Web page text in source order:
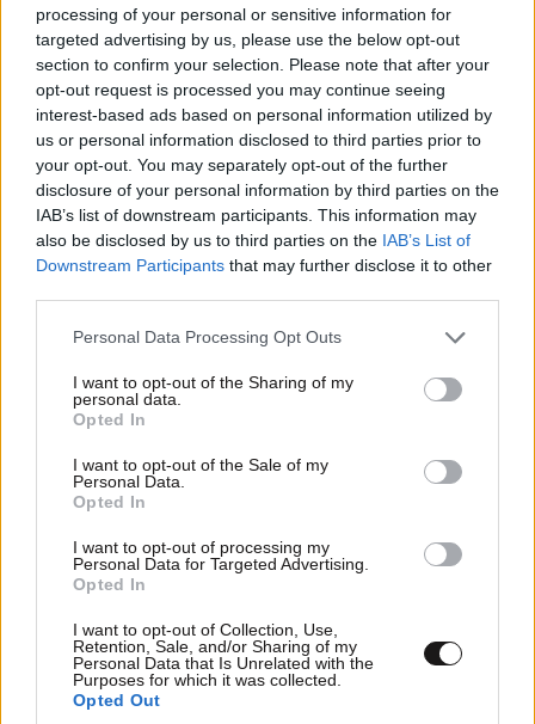
processing of your personal or sensitive information for
targeted advertising by us, please use the below opt-out
section to confirm your selection. Please note that after your
opt-out request is processed you may continue seeing
interest-based ads based on personal information utilized by
us or personal information disclosed to third parties prior to
your opt-out. You may separately opt-out of the further
disclosure of your personal information by third parties on the
IAB’s list of downstream participants. This information may
also be disclosed by us to third parties on the IAB’s List of
Downstream Participants that may further disclose it to other
Please note that this website/app uses one or more Google
not limited to your visit or usage behaviour. You may click to
grant or deny consent to Google and its third-party tags to
use your data for below specified purposes in below Google
consent section.
Personal Data Processing Opt Outs
I want to opt-out of the Sharing of my
personal data.
Opted In
I want to opt-out of the Sale of my
Personal Data.
Opted In
I want to opt-out of processing my
Personal Data for Targeted Advertising.
Opted In
I want to opt-out of Collection, Use,
Retention, Sale, and/or Sharing of my
Personal Data that Is Unrelated with the
Purposes for which it was collected.
Opted Out
ΕΛΛΑΔΑ10·08·2026 00:07
Σαν σήμερα 10 Αυγούστου: Η Ελλάδα αγγίζει
για λίγο το όνειρο «των δύο ηπείρων και των
πέντε θαλασσών»